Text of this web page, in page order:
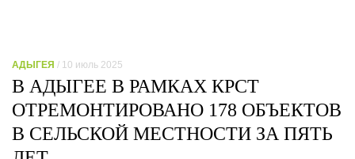
АДЫГЕЯ / 10 июль 2025
В АДЫГЕЕ В РАМКАХ КРСТ
ОТРЕМОНТИРОВАНО 178 ОБЪЕКТОВ
В СЕЛЬСКОЙ МЕСТНОСТИ ЗА ПЯТЬ